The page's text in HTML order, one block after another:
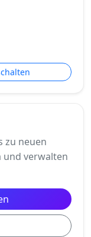
zu neuen
und verwalten